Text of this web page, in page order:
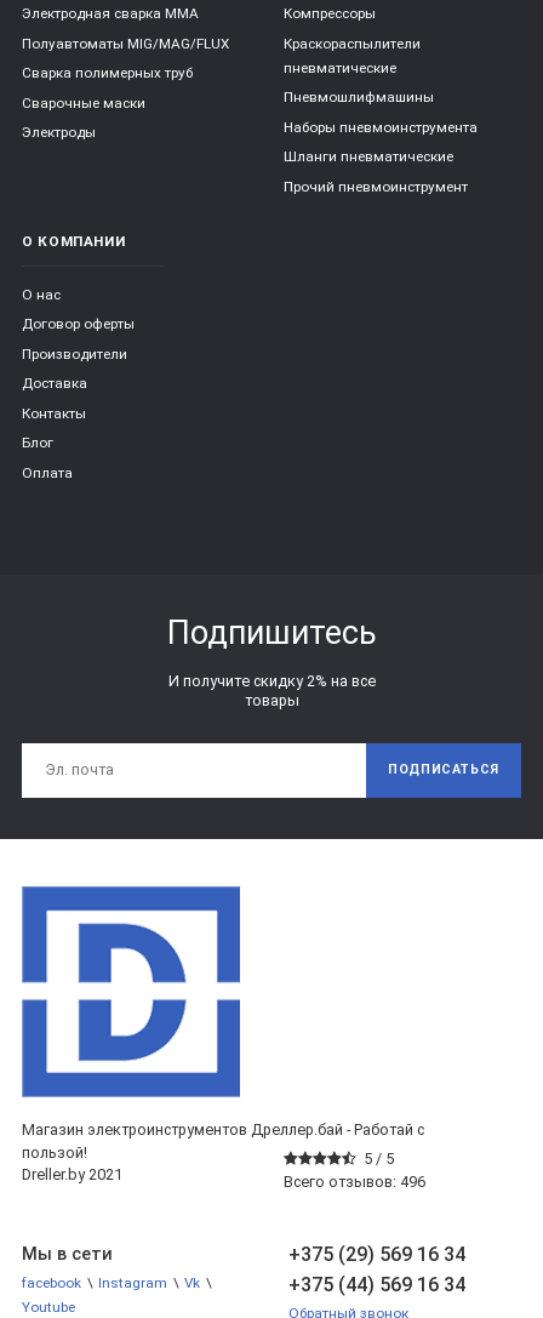
Электродная сварка ММА
Полуавтоматы MIG/MAG/FLUX
Сварка полимерных труб
Сварочные маски
Электроды
Компрессоры
Краскораспылители
пневматические
Пневмошлифмашины
Наборы пневмоинструмента
Шланги пневматические
Прочий пневмоинструмент
О КОМПАНИИ
О нас
Договор оферты
Производители
Доставка
Контакты
Блог
Оплата
Подпишитесь
И получите скидку 2% на все
товары
ПОДПИСАТЬСЯ
Магазин электроинструментов Дреллер.бай - Работай с
пользой!
5 / 5
Всего отзывов: 496
Dreller.by 2021
+375 (29) 569 16 34
+375 (44) 569 16 34
Обратный звонок
Мы в сети
facebook \ Instagram \ Vk \
Youtube